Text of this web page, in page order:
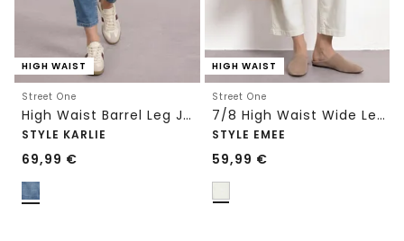
HIGH WAIST
Street One
High Waist Barrel Leg Jeans im Loose Fit
STYLE KARLIE
69,99 €
HIGH WAIST
Street One
7/8 High Waist Wide Leg Jeans im Loose Fit
STYLE EMEE
59,99 €